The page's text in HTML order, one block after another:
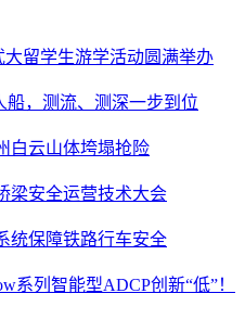
留学生游学活动圆满举办
船，测流、测深一步到位
白云山体垮塌抢险
梁安全运营技术大会
统保障铁路行车安全
系列智能型ADCP创新“低”！